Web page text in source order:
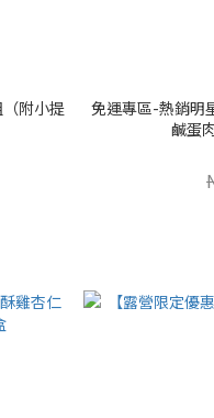
附小提
免運專區-熱銷明
鹹蛋